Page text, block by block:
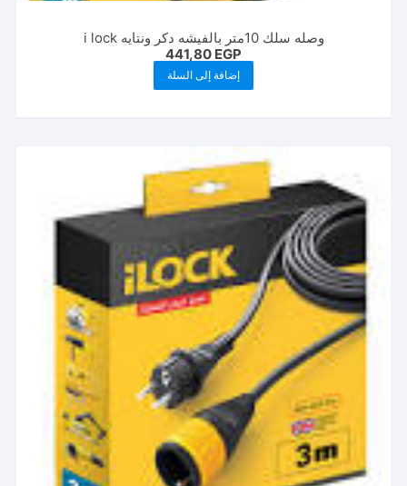
وصله سلك 10متر بالفيشه دكر ونتايه i lock
441,80 EGP
إضافة إلى السلة